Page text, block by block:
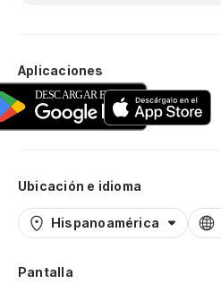
Aplicaciones
Ubicación e idioma
Hispanoamérica
Pantalla